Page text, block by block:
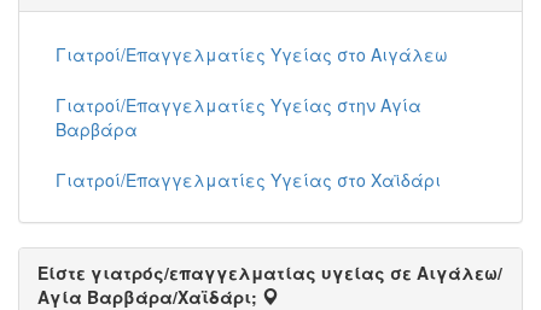
Γιατροί/Επαγγελματίες Υγείας στο Αιγάλεω
Γιατροί/Επαγγελματίες Υγείας στην Αγία
Βαρβάρα
Γιατροί/Επαγγελματίες Υγείας στο Χαϊδάρι
Είστε γιατρός/επαγγελματίας υγείας σε Αιγάλεω/
Αγία Βαρβάρα/Χαϊδάρι;